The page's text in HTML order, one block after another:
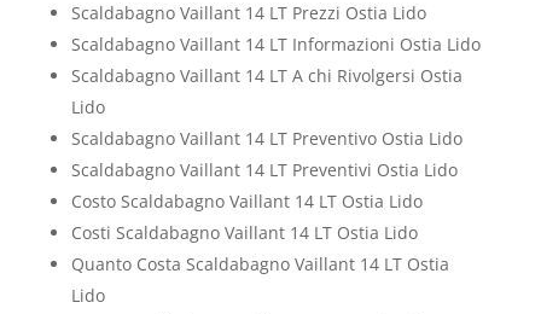
Scaldabagno Vaillant 14 LT Prezzi Ostia Lido
Scaldabagno Vaillant 14 LT Informazioni Ostia Lido
Scaldabagno Vaillant 14 LT A chi Rivolgersi Ostia
Lido
Scaldabagno Vaillant 14 LT Preventivo Ostia Lido
Scaldabagno Vaillant 14 LT Preventivi Ostia Lido
Costo Scaldabagno Vaillant 14 LT Ostia Lido
Costi Scaldabagno Vaillant 14 LT Ostia Lido
Quanto Costa Scaldabagno Vaillant 14 LT Ostia
Lido